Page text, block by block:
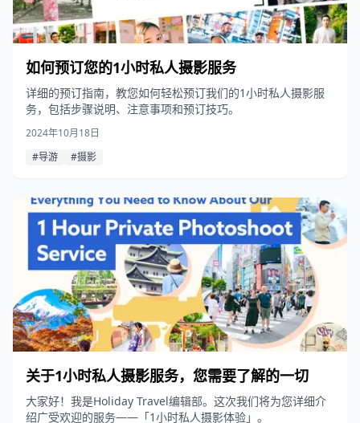
如何预订您的1小时私人摄影服务
详细的预订指南，教您如何轻松预订我们的1小时私人摄影服
务，包括步骤说明、注意事项和预订技巧。
2024年10月18日
#导游
#摄影
关于1小时私人摄影服务，您需要了解的一切
大家好！我是Holiday Travel编辑部。这次我们将为您详细介
绍广受欢迎的服务——「1小时私人摄影体验」。